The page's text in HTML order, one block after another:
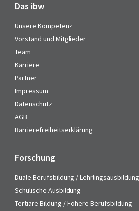
Das ibw
Unsere Kompetenz
Vorstand und Mitglieder
Team
Karriere
Partner
Impressum
Datenschutz
AGB
Barrierefreiheitserklärung
Forschung
Duale Berufsbildung / Lehrlingsausbildung
Schulische Ausbildung
Tertiäre Bildung / Höhere Berufsbildung